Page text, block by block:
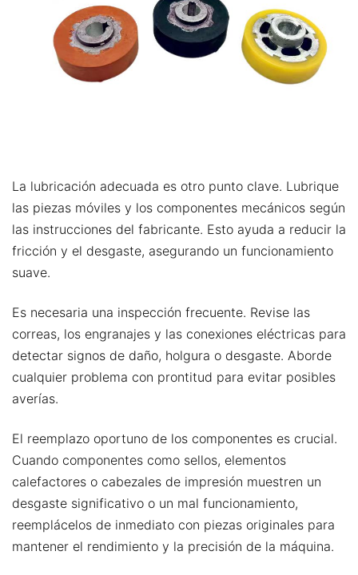
La lubricación adecuada es otro punto clave. Lubrique
las piezas móviles y los componentes mecánicos según
las instrucciones del fabricante. Esto ayuda a reducir la
fricción y el desgaste, asegurando un funcionamiento
suave.
Es necesaria una inspección frecuente. Revise las
correas, los engranajes y las conexiones eléctricas para
detectar signos de daño, holgura o desgaste. Aborde
cualquier problema con prontitud para evitar posibles
averías.
El reemplazo oportuno de los componentes es crucial.
Cuando componentes como sellos, elementos
calefactores o cabezales de impresión muestren un
desgaste significativo o un mal funcionamiento,
reemplácelos de inmediato con piezas originales para
mantener el rendimiento y la precisión de la máquina.